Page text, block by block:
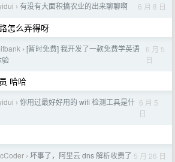
› 有没有大面积搞农业的出来聊聊啊 6 月 8 日
怎么弄得呀
› [暂时免费] 我开发了一款免费学英语
验
6 月 5
日
哈哈
› 你用过最好好用的 wifi 检测工具是什 6 月 5
日
› 坏事了，阿里云 dns 解析收费了 5 月 26 日